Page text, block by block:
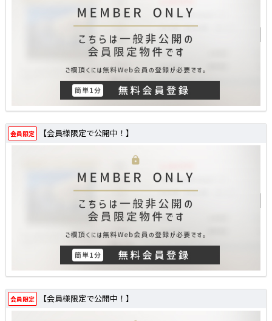
会員限定 【会員様限定で公開中！】
会員限定 【会員様限定で公開中！】